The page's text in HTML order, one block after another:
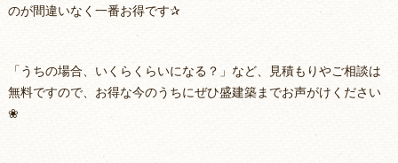
のが間違いなく一番お得です✰
「うちの場合、いくらくらいになる？」など、見積もりやご相談は
無料ですので、お得な今のうちにぜひ盛建築までお声がけください
❀